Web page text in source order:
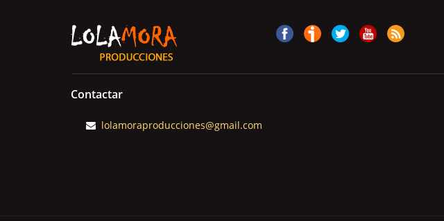
Contactar
lolamoraproducciones@gmail.com